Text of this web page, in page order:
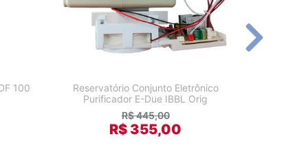
100
Reservatório Conjunto Eletrônico
Purificador E-Due IBBL Orig
R$ 445,00
R$ 355,00